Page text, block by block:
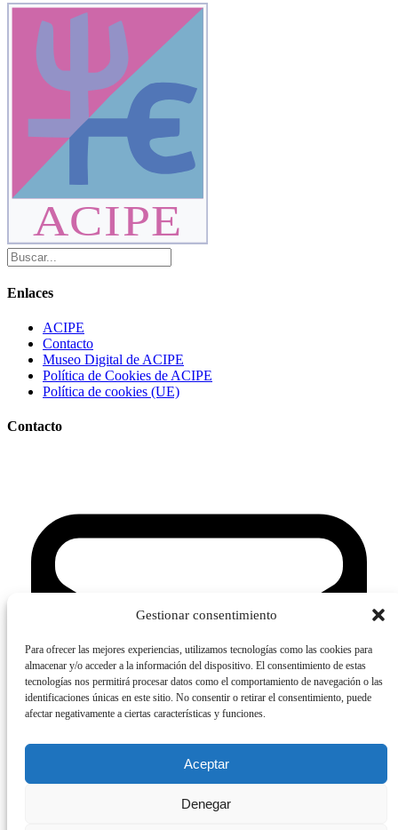
Gestionar consentimiento
Para ofrecer las mejores experiencias, utilizamos tecnologías como las cookies para
almacenar y/o acceder a la información del dispositivo. El consentimiento de estas
tecnologías nos permitirá procesar datos como el comportamiento de navegación o las
identificaciones únicas en este sitio. No consentir o retirar el consentimiento, puede
afectar negativamente a ciertas características y funciones.
Aceptar
Denegar
ACIPE
Enlaces
ACIPE
Contacto
Museo Digital de ACIPE
Política de Cookies de ACIPE
Política de cookies (UE)
Contacto